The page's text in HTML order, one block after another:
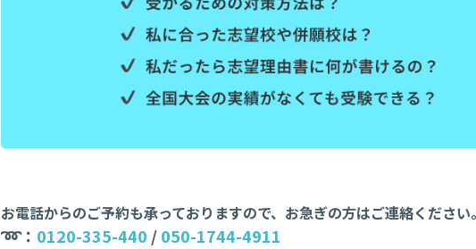
お電話からのご予約も承っておりますので、お急ぎの方はご連絡ください
➿： 0120-335-440 /050-1744-4911